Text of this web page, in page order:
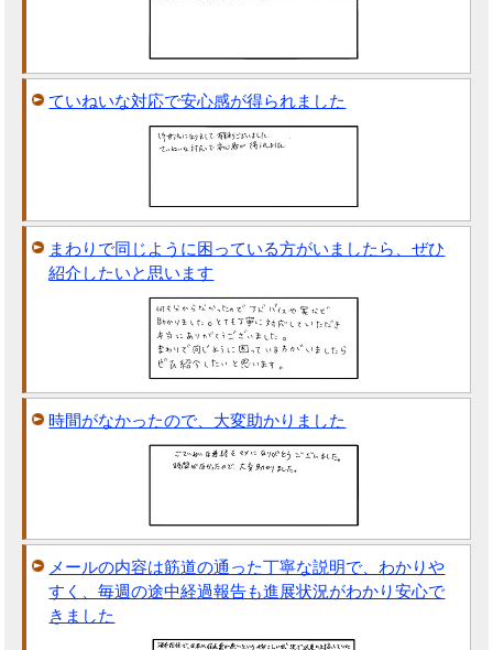
ていねいな対応で安心感が得られました
まわりで同じように困っている方がいましたら、ぜひ
紹介したいと思います
時間がなかったので、大変助かりました
メールの内容は筋道の通った丁寧な説明で、わかりや
すく、毎週の途中経過報告も進展状況がわかり安心で
きました